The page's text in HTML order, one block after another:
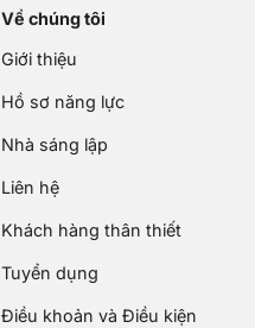
Về chúng tôi
Giới thiệu
Hồ sơ năng lực
Nhà sáng lập
Liên hệ
Khách hàng thân thiết
Tuyển dụng
Điều khoản và Điều kiện